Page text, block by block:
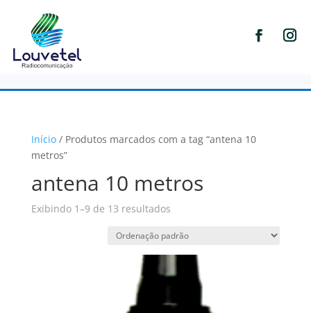
Início/ Produtos marcados com a tag “antena 10
metros”
antena 10 metros
Exibindo 1–9 de 13 resultados